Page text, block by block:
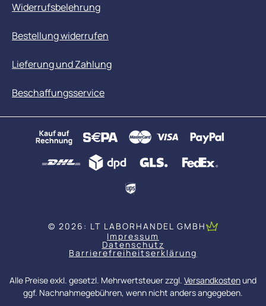
Widerrufsbelehrung
Bestellung widerrufen
Lieferung und Zahlung
Beschaffungsservice
© 2026: LT LABORHANDEL GMBH
Impressum
Datenschutz
Barrierefreiheitserklärung
Alle Preise exkl. gesetzl. Mehrwertsteuer zzgl. Versandkostenund
ggf. Nachnahmegebühren, wenn nicht anders angegeben.